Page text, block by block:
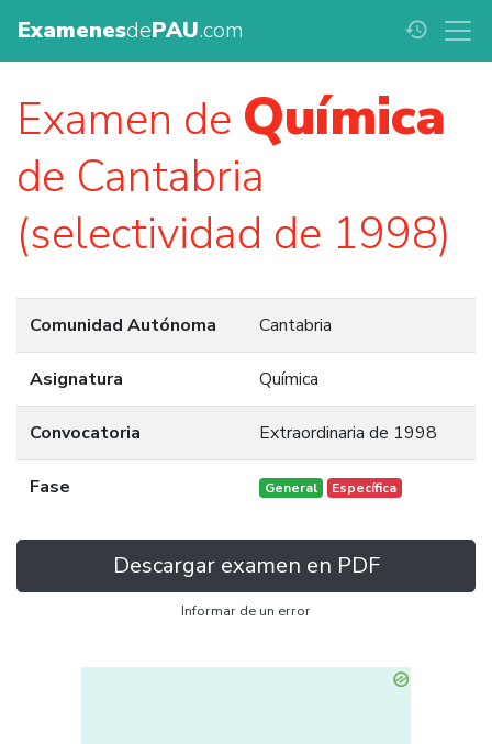
ExamenesdePAU.com history
Examen de Química
de Cantabria
(selectividad de 1998)
Comunidad Autónoma Cantabria
Asignatura Química
Convocatoria Extraordinaria de 1998
Fase General Específica
Descargar examen en PDF
Informar de un error